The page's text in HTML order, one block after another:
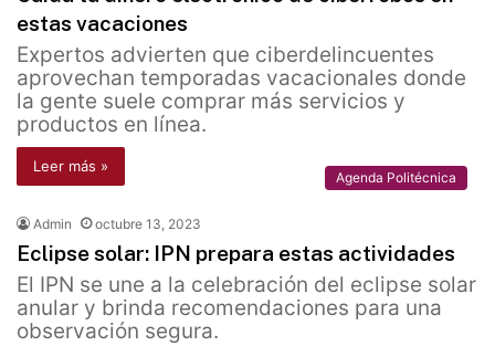
estas vacaciones
Expertos advierten que ciberdelincuentes
aprovechan temporadas vacacionales donde
la gente suele comprar más servicios y
productos en línea.
Leer más »
Agenda Politécnica
Admin octubre 13, 2023
Eclipse solar: IPN prepara estas actividades
El IPN se une a la celebración del eclipse solar
anular y brinda recomendaciones para una
observación segura.